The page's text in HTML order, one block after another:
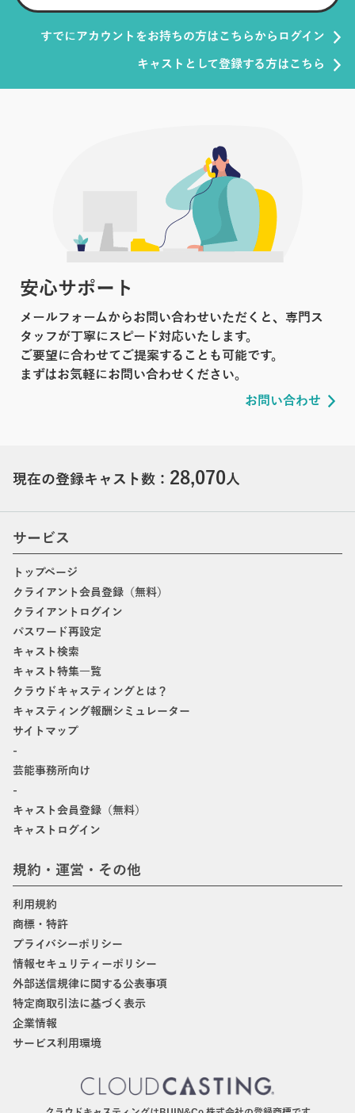
すでにアカウントをお持ちの方はこちらからログイン
キャストとして登録する方はこちら
安心サポート
メールフォームからお問い合わせいただくと、専門ス
タッフが丁寧にスピード対応いたします。
ご要望に合わせてご提案することも可能です。
まずはお気軽にお問い合わせください。
お問い合わせ
現在の登録キャスト数： 28,070人
サービス
トップページ
クライアント会員登録（無料）
クライアントログイン
パスワード再設定
キャスト検索
キャスト特集一覧
クラウドキャスティングとは？
キャスティング報酬シミュレーター
サイトマップ
-
芸能事務所向け
-
キャスト会員登録（無料）
キャストログイン
規約・運営・その他
利用規約
商標・特許
プライバシーポリシー
情報セキュリティーポリシー
外部送信規律に関する公表事項
特定商取引法に基づく表示
企業情報
サービス利用環境